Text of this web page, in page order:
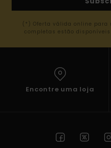
(*) Oferta válida online para
completas estão
Encontre uma loja